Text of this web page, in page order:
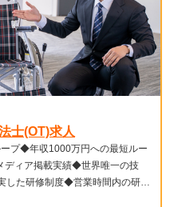
士(OT)求人
ディア掲載実績◆世界唯一の技
した研修制度◆営業時間内の研修